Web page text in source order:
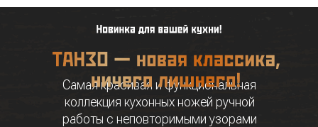
Самая красивая и функциональная
коллекция кухонных ножей ручной
работы с неповторимыми узорами